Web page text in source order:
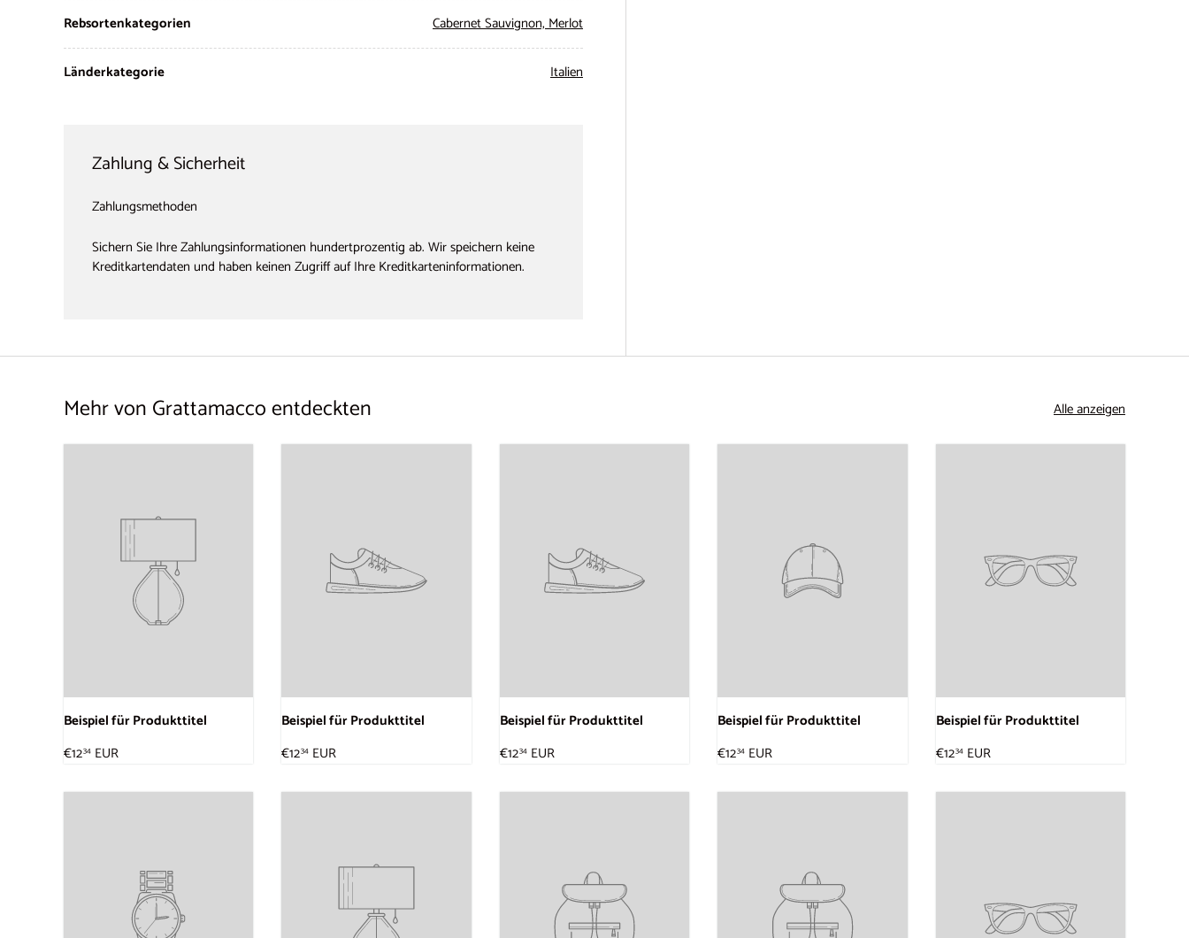
Rebsortenkategorien Cabernet Sauvignon,Merlot
Länderkategorie Italien
Zahlung & Sicherheit
Zahlungsmethoden
Sichern Sie Ihre Zahlungsinformationen hundertprozentig ab. Wir speichern keine
Kreditkartendaten und haben keinen Zugriff auf Ihre Kreditkarteninformationen.
Mehr von Grattamacco entdeckten Alle anzeigen
Beispiel für Produkttitel
€1234 EUR
Beispiel für Produkttitel
€1234 EUR
Beispiel für Produkttitel
€1234EUR
Beispiel für Produkttitel
€1234 EUR
Beispiel für Produkttitel
€1234EUR